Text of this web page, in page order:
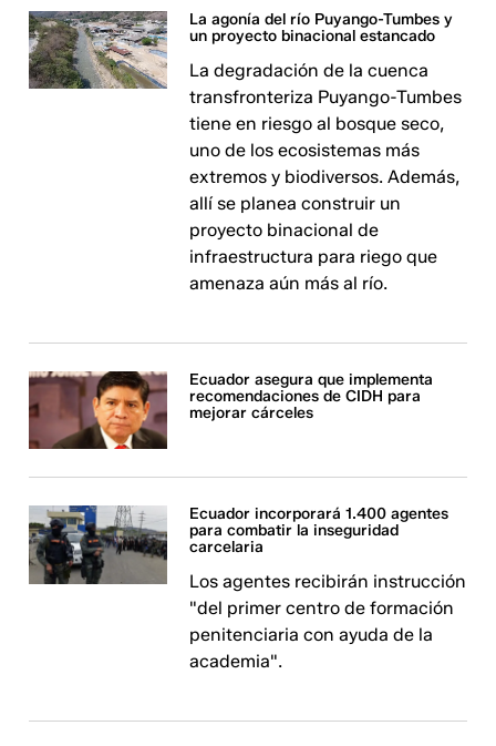
La agonía del río Puyango-Tumbes y
un proyecto binacional estancado
La degradación de la cuenca
transfronteriza Puyango-Tumbes
tiene en riesgo al bosque seco,
uno de los ecosistemas más
extremos y biodiversos. Además,
allí se planea construir un
proyecto binacional de
infraestructura para riego que
amenaza aún más al río.
Ecuador asegura que implementa
recomendaciones de CIDH para
mejorar cárceles
Ecuador incorporará 1.400 agentes
para combatir la inseguridad
carcelaria
Los agentes recibirán instrucción
"del primer centro de formación
penitenciaria con ayuda de la
academia".